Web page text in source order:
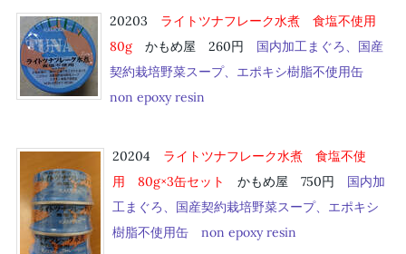
20203 ライトツナフレーク水煮食塩不使用
80gかもめ屋 260円
国内加工まぐろ、国産
契約栽培野菜スープ、エポキシ樹脂不使用缶
non epoxy resin
20204 ライトツナフレーク水煮 食塩不使
用 80g×3缶セット かもめ屋 750円 国内加
工まぐろ、国産契約栽培野菜スープ、エポキシ
樹脂不使用缶 non epoxy resin